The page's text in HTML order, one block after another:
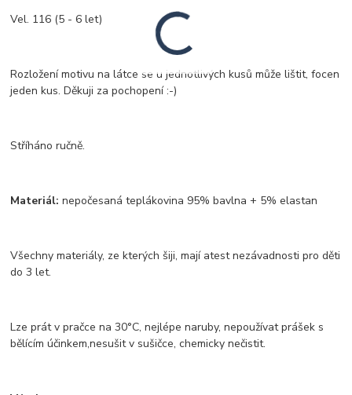
Vel. 116 (5 - 6 let)
Rozložení motivu na látce se u jednotlivých kusů může lištit, focen
jeden kus. Děkuji za pochopení :-)
Stříháno ručně.
Materiál: nepočesaná teplákovina 95% bavlna + 5% elastan
Všechny materiály, ze kterých šiji, mají atest nezávadnosti pro děti
do 3 let.
Lze prát v pračce na 30°C, nejlépe naruby, nepoužívat prášek s
bělícím účinkem,nesušit v sušičce, chemicky nečistit.